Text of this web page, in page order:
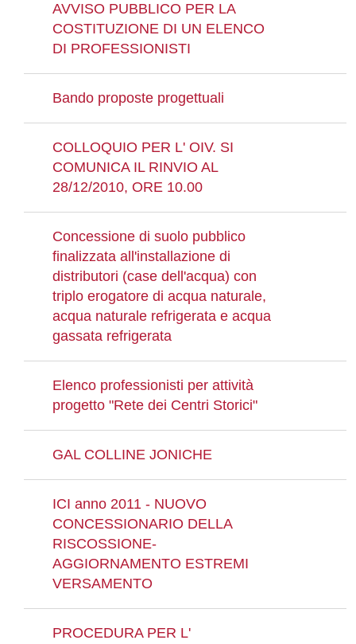
AVVISO PUBBLICO PER LA
COSTITUZIONE DI UN ELENCO
DI PROFESSIONISTI
Bando proposte progettuali
COLLOQUIO PER L' OIV. SI
COMUNICA IL RINVIO AL
28/12/2010, ORE 10.00
Concessione di suolo pubblico
finalizzata all'installazione di
distributori (case dell'acqua) con
triplo erogatore di acqua naturale,
acqua naturale refrigerata e acqua
gassata refrigerata
Elenco professionisti per attività
progetto "Rete dei Centri Storici"
GAL COLLINE JONICHE
ICI anno 2011 - NUOVO
CONCESSIONARIO DELLA
RISCOSSIONE-
AGGIORNAMENTO ESTREMI
VERSAMENTO
PROCEDURA PER L'